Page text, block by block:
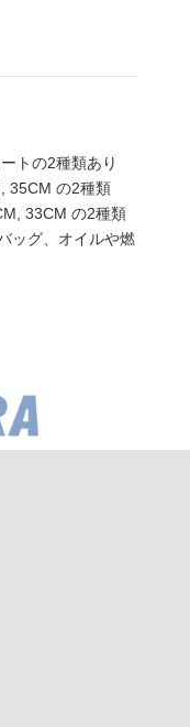
トの2種類あり
35CM の2種類
33CM の2種類
ッグ、オイルや燃